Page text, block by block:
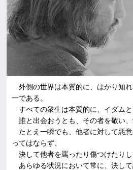
外側の世界は本質的に、はかり知
一である。
すべての衆生は本質的に、イダムと
誰と出会おうとも、その者を敬い、
たとえ一瞬でも、他者に対して悪
ってはならず、
決して他者を罵ったり傷つけたりし
あらゆる状況において常に、決し